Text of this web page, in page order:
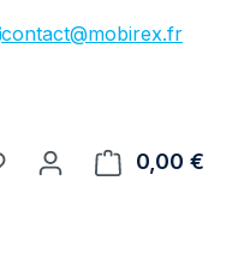
contact@mobirex.fr
0,00 €